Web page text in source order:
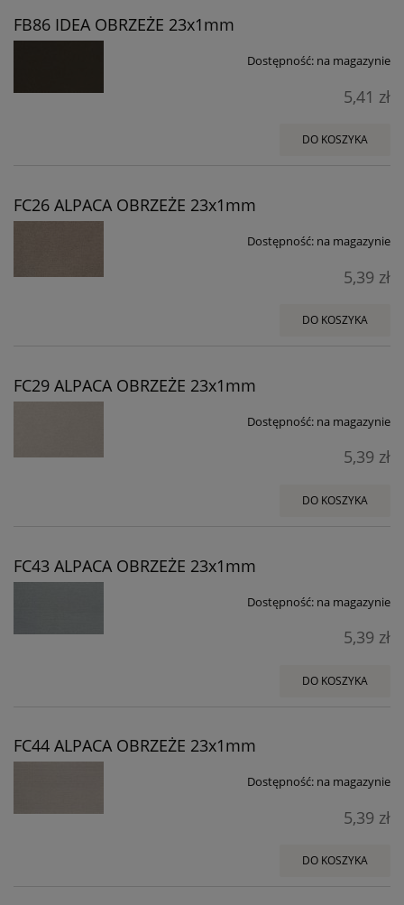
FB86 IDEA OBRZEŻE 23x1mm
Dostępność: na magazynie
5,41 zł
DO KOSZYKA
FC26 ALPACA OBRZEŻE 23x1mm
Dostępność: na magazynie
5,39 zł
DO KOSZYKA
FC29 ALPACA OBRZEŻE 23x1mm
Dostępność: na magazynie
5,39 zł
DO KOSZYKA
FC43 ALPACA OBRZEŻE 23x1mm
Dostępność: na magazynie
5,39 zł
DO KOSZYKA
FC44 ALPACA OBRZEŻE 23x1mm
Dostępność: na magazynie
5,39 zł
DO KOSZYKA